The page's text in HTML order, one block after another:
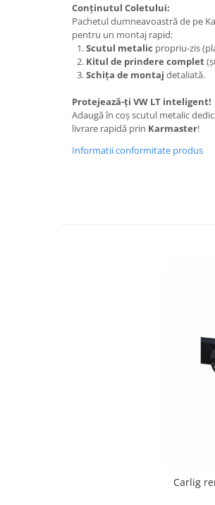
Carlige Toyota
Carlige Volkswagen
Carlige Xpeng
Carlige Xpeng G6
Covorase si tavite
Conținutul Coletului:
Pachetul dumneavoastră de pe
pentru un montaj rapid:
Scutul metalic propriu-zis
Kitul de prindere complet
Schița de montaj detaliată.
Protejează-ți VW LT inteligent!
Adaugă în coș scutul metalic
livrare rapidă prin Karmaster!
Informatii conformitate produs
Carlig